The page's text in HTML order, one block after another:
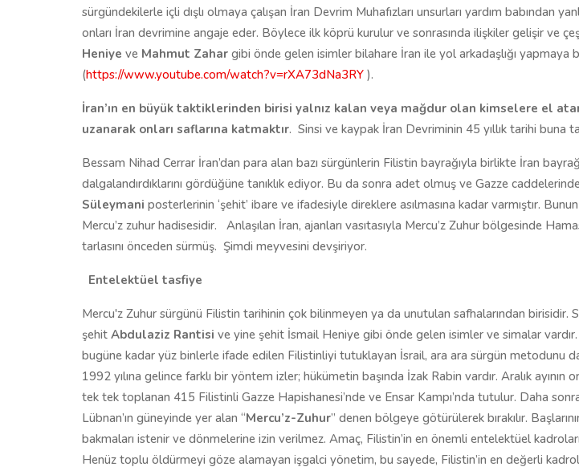
sürgündekilerle içli dışlı olmaya çalışan İran Devrim Muhafızları unsurları yardım babından
onları İran devrimine angaje eder. Böylece ilk köprü kurulur ve sonrasında ilişkiler gelişir ve
Heniye ve Mahmut Zahar gibi önde gelen isimler bilahare İran ile yol arkadaşlığı yapmaya
(https://www.youtube.com/watch?v=rXA73dNa3RY ).
İran’ın en büyük taktiklerinden birisi yalnız kalan veya mağdur olan kimselere el
uzanarak onları saflarına katmaktır. Sinsi ve kaypak İran Devriminin 45 yıllık tarihi buna
Bessam Nihad Cerrar İran’dan para alan bazı sürgünlerin Filistin bayrağıyla birlikte İran
dalgalandırdıklarını gördüğüne tanıklık ediyor. Bu da sonra adet olmuş ve Gazze
Süleymani posterlerinin ‘şehit’ ibare ve ifadesiyle direklere asılmasına kadar varmıştır.
Mercu’z zuhur hadisesidir.
Anlaşılan İran, ajanları vasıtasıyla Mercu’z Zuhur bölgesinde
tarlasını önceden sürmüş. Şimdi meyvesini devşiriyor.
Entelektüel tasfiye
Mercu'z Zuhur sürgünü Filistin tarihinin çok bilinmeyen ya da unutulan safhalarından birisidir.
şehit Abdulaziz Rantisi ve yine şehit İsmail Heniye gibi önde gelen isimler ve simalar vardır.
bugüne kadar yüz binlerle ifade edilen Filistinliyi tutuklayan İsrail, ara ara sürgün metodunu
1992 yılına gelince farklı bir yöntem izler; hükümetin başında İzak Rabin vardır. Aralık ayının
tek tek toplanan 415 Filistinli Gazze Hapishanesi’nde ve Ensar Kampı’nda tutulur. Daha
Lübnan’ın güneyinde yer alan “Mercu’z-Zuhur” denen bölgeye götürülerek bırakılır.
bakmaları istenir ve dönmelerine izin verilmez. Amaç, Filistin’in en önemli entelektüel
Henüz toplu öldürmeyi göze alamayan işgalci yönetim, bu sayede, Filistin’in en değerli